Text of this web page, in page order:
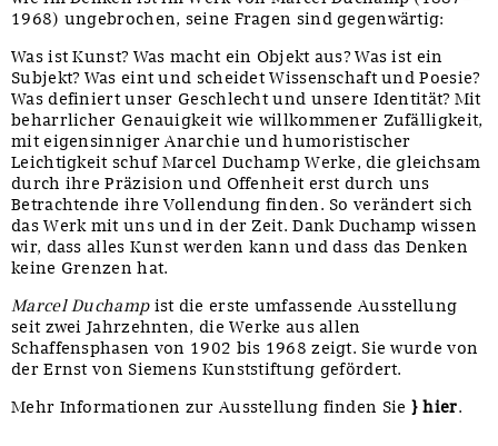
1968) ungebrochen, seine Fragen sind gegenwärtig:
Was ist Kunst? Was macht ein Objekt aus? Was ist ein
Subjekt? Was eint und scheidet Wissenschaft und Poesie?
Was definiert unser Geschlecht und unsere Identität? Mit
beharrlicher Genauigkeit wie willkommener Zufälligkeit,
mit eigensinniger Anarchie und humoristischer
Leichtigkeit schuf Marcel Duchamp Werke, die gleichsam
durch ihre Präzision und Offenheit erst durch uns
Betrachtende ihre Vollendung finden. So verändert sich
das Werk mit uns und in der Zeit. Dank Duchamp wissen
wir, dass alles Kunst werden kann und dass das Denken
keine Grenzen hat.
Marcel Duchampist die erste umfassende Ausstellung
seit zwei Jahrzehnten, die Werke aus allen
Schaffensphasen von 1902 bis 1968 zeigt. Sie wurde von
der Ernst von Siemens Kunststiftung gefördert.
Mehr Informationen zur Ausstellung finden Sie } hier.